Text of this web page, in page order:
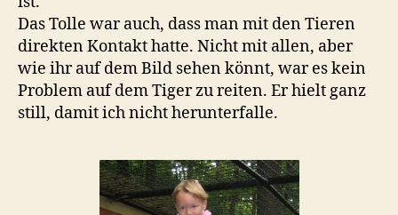
Das Tolle war auch, dass man mit den Tieren
direkten Kontakt hatte. Nicht mit allen, aber
wie ihr auf dem Bild sehen könnt, war es kein
Problem auf dem Tiger zu reiten. Er hielt ganz
still, damit ich nicht herunterfalle.